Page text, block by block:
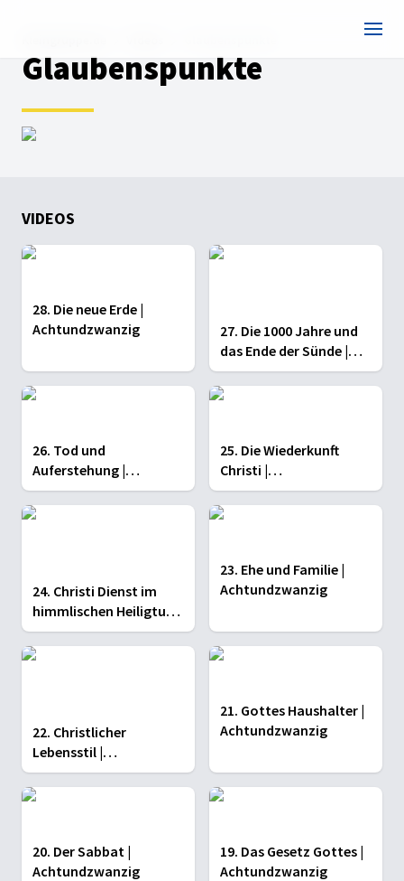
Glaubenspunkte
VIDEOS
28. Die neue Erde |
Achtundzwanzig
27. Die 1000 Jahre und
das Ende der Sünde |
Achtundzwanzig
26. Tod und
Auferstehung |
Achtundzwanzig
25. Die Wiederkunft
Christi |
Achtundzwanzig
24. Christi Dienst im
himmlischen Heiligtum
| Achtundzwanzig
23. Ehe und Familie |
Achtundzwanzig
22. Christlicher
Lebensstil |
Achtundzwanzig
21. Gottes Haushalter |
Achtundzwanzig
20. Der Sabbat |
Achtundzwanzig
19. Das Gesetz Gottes |
Achtundzwanzig